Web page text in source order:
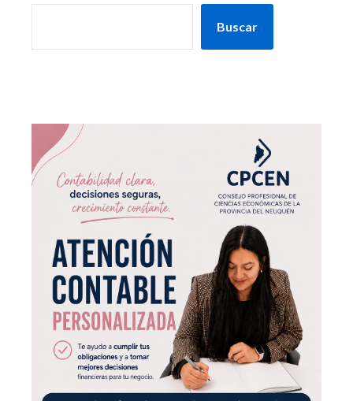
Buscar